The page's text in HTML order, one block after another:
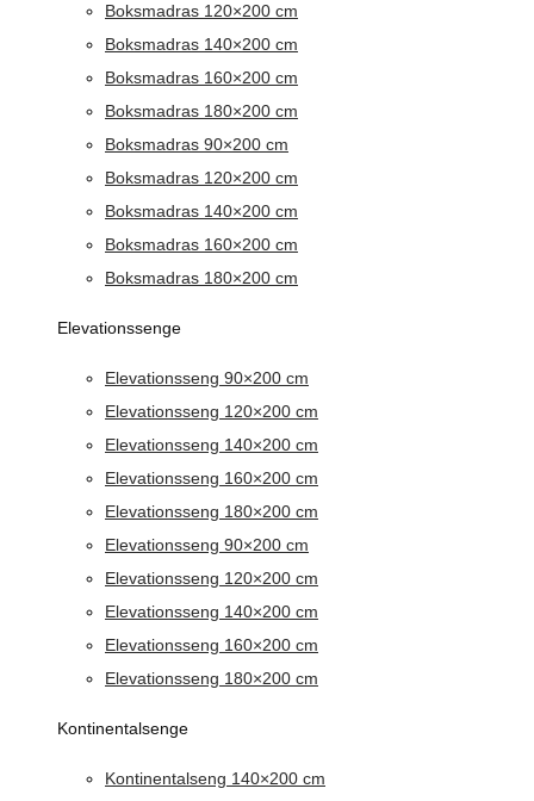
Boksmadras 120×200 cm
Boksmadras 140×200 cm
Boksmadras 160×200 cm
Boksmadras 180×200 cm
Boksmadras 90×200 cm
Boksmadras 120×200 cm
Boksmadras 140×200 cm
Boksmadras 160×200 cm
Boksmadras 180×200 cm
Elevationssenge
Elevationsseng 90×200 cm
Elevationsseng 120×200 cm
Elevationsseng 140×200 cm
Elevationsseng 160×200 cm
Elevationsseng 180×200 cm
Elevationsseng 90×200 cm
Elevationsseng 120×200 cm
Elevationsseng 140×200 cm
Elevationsseng 160×200 cm
Elevationsseng 180×200 cm
Kontinentalsenge
Kontinentalseng 140×200 cm